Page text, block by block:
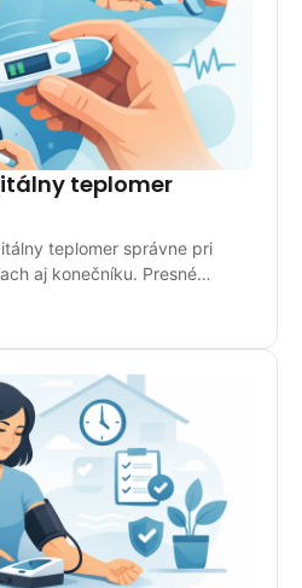
teplomer
teplomer správne pri
aj konečníku. Presné